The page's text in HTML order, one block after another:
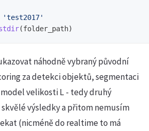
'test2017'
(folder_path)
náhodně vybraný původní
za detekci objektů, segmentaci
velikosti L - tedy druhý
výsledky a přitom nemusím
(nicméně do realtime to má